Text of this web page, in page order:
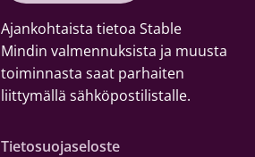
Ajankohtaista tietoa Stable
Mindin valmennuksista ja muusta
toiminnasta saat parhaiten
liittymällä sähköpostilistalle.
Tietosuojaseloste